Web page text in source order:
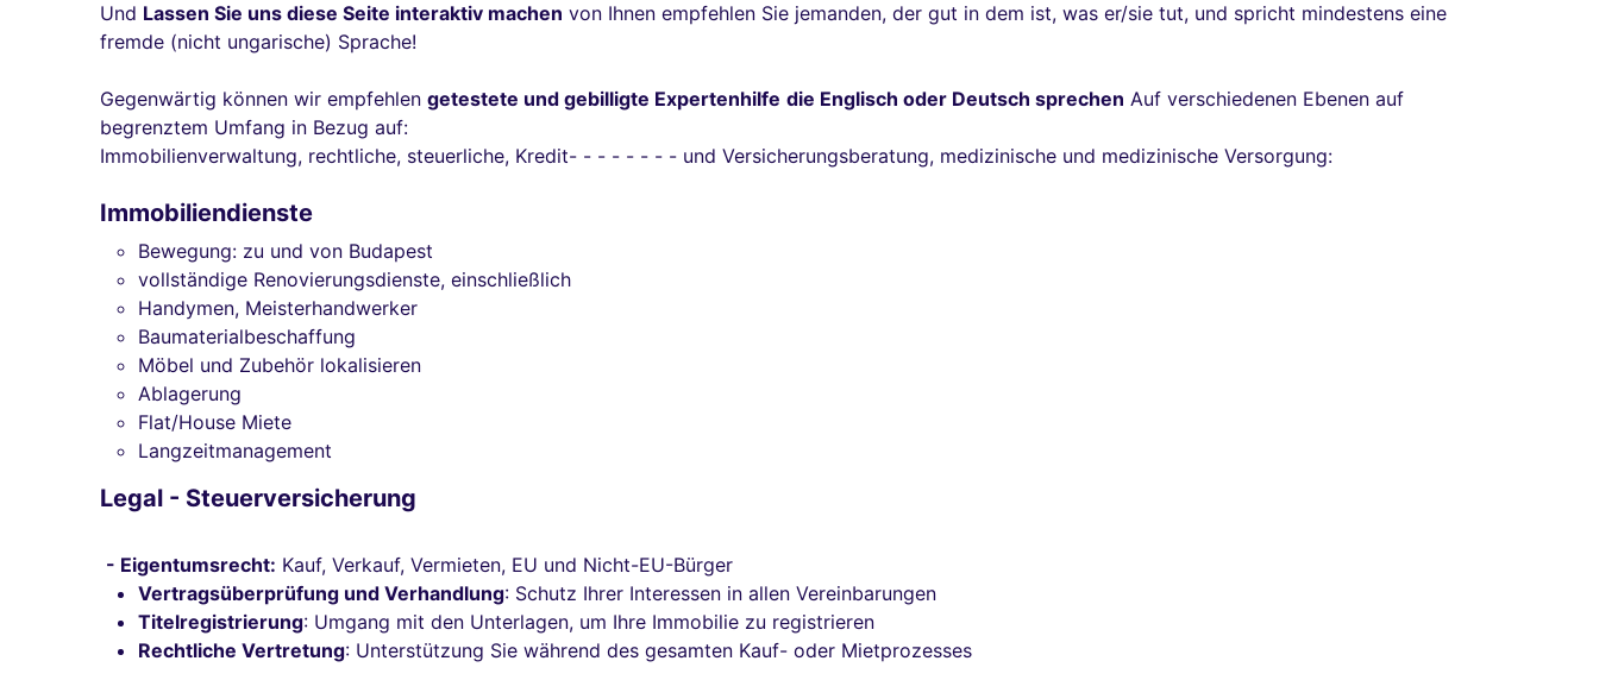
Und Lassen Sie uns diese Seite interaktiv machen von Ihnen empfehlen Sie jemanden, der gut in dem ist, was er/sie tut, und spricht mindestens eine
fremde (nicht ungarische) Sprache!
Gegenwärtig können wir empfehlen getestete und gebilligte Expertenhilfe die Englisch oder Deutsch sprechen Auf verschiedenen Ebenen auf
begrenztem Umfang in Bezug auf:
Immobilienverwaltung, rechtliche, steuerliche, Kredit- - - - - - - - und Versicherungsberatung, medizinische und medizinische Versorgung:
Immobiliendienste
Bewegung: zu und von Budapest
vollständige Renovierungsdienste, einschließlich
Handymen, Meisterhandwerker
Baumaterialbeschaffung
Möbel und Zubehör lokalisieren
Ablagerung
Flat/House Miete
Langzeitmanagement
Legal - Steuerversicherung
- Eigentumsrecht: Kauf, Verkauf, Vermieten, EU und Nicht-EU-Bürger
Vertragsüberprüfung und Verhandlung: Schutz Ihrer Interessen in allen Vereinbarungen
Titelregistrierung: Umgang mit den Unterlagen, um Ihre Immobilie zu registrieren
Rechtliche Vertretung: Unterstützung Sie während des gesamten Kauf- oder Mietprozesses